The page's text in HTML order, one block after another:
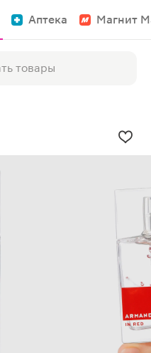
Аптека Магнит